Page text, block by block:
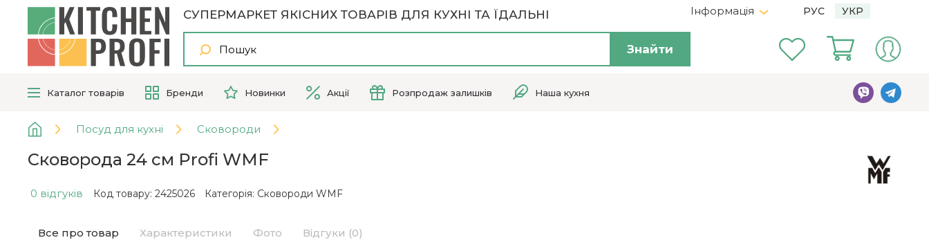
СУПЕРМАРКЕТ ЯКІСНИХ ТОВАРІВ ДЛЯ КУХНІ ТА ЇДАЛЬНІ
Знайти
Інформація РУС УКР
Каталог товарів Бренди Новинки Акції Розпродаж залишків Наша кухня
Посуд для кухні Сковороди
Сковорода 24 см Profi WMF
0 відгуків Код товару: 2425026 Категорія: Сковороди WMF
Все про товар Характеристики Фото Відгуки (0)